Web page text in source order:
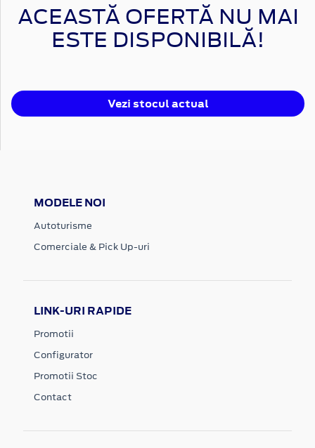
ACEASTĂ OFERTĂ NU MAI
ESTE DISPONIBILĂ!
Vezi stocul actual
MODELE NOI
Autoturisme
Comerciale & Pick Up-uri
LINK-URI RAPIDE
Promotii
Configurator
Promotii Stoc
Contact